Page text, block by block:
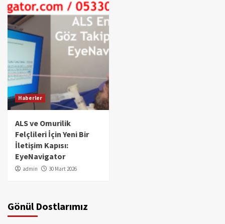
Haberler
ALS ve Omurilik
Felçlileri İçin Yeni Bir
İletişim Kapısı:
EyeNavigator
admin 30 Mart 2026
Gönül Dostlarımız